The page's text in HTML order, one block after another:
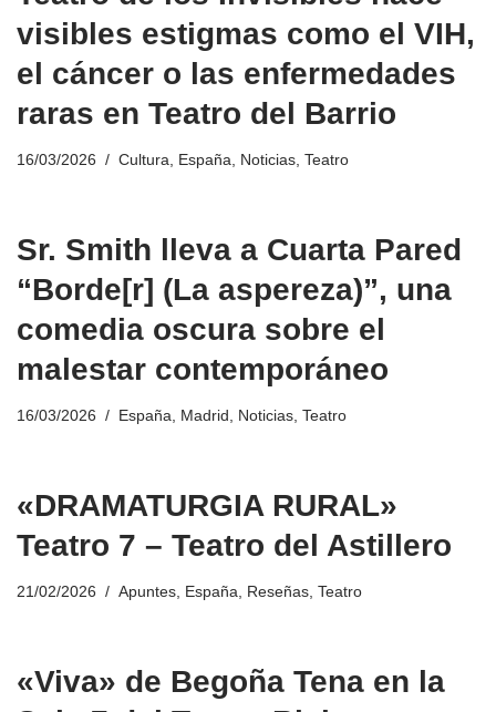
visibles estigmas como el VIH,
el cáncer o las enfermedades
raras en Teatro del Barrio
16/03/2026 Cultura España Noticias Teatro
Sr. Smith lleva a Cuarta Pared
“Borde[r] (La aspereza)”, una
comedia oscura sobre el
malestar contemporáneo
16/03/2026 España Madrid Noticias Teatro
«DRAMATURGIA RURAL»
Teatro 7 – Teatro del Astillero
21/02/2026 Apuntes España Reseñas Teatro
«Viva» de Begoña Tena en la